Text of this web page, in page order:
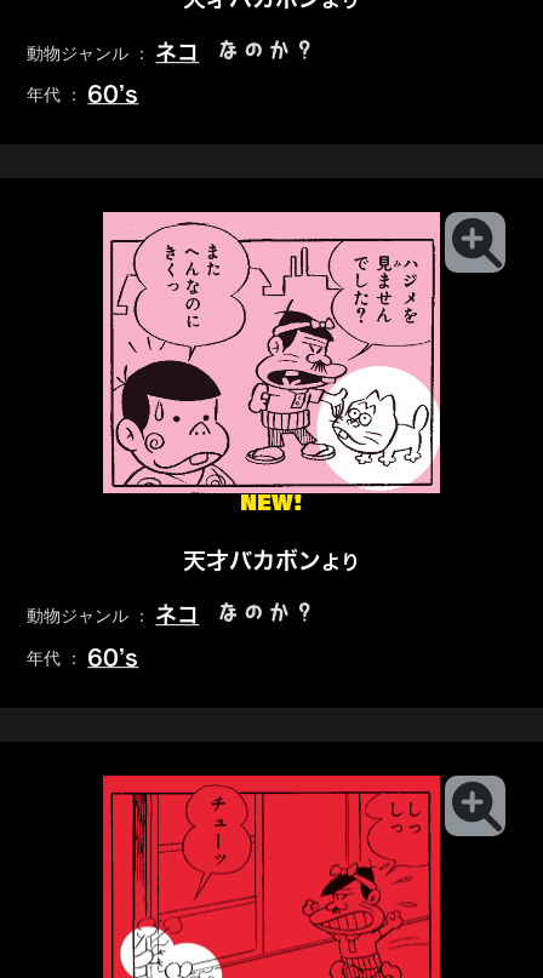
動物ジャンル ： ネコ なのか？
年代 ： 60’s
NEW!
天才バカボンより
動物ジャンル ： ネコ なのか？
年代 ： 60’s